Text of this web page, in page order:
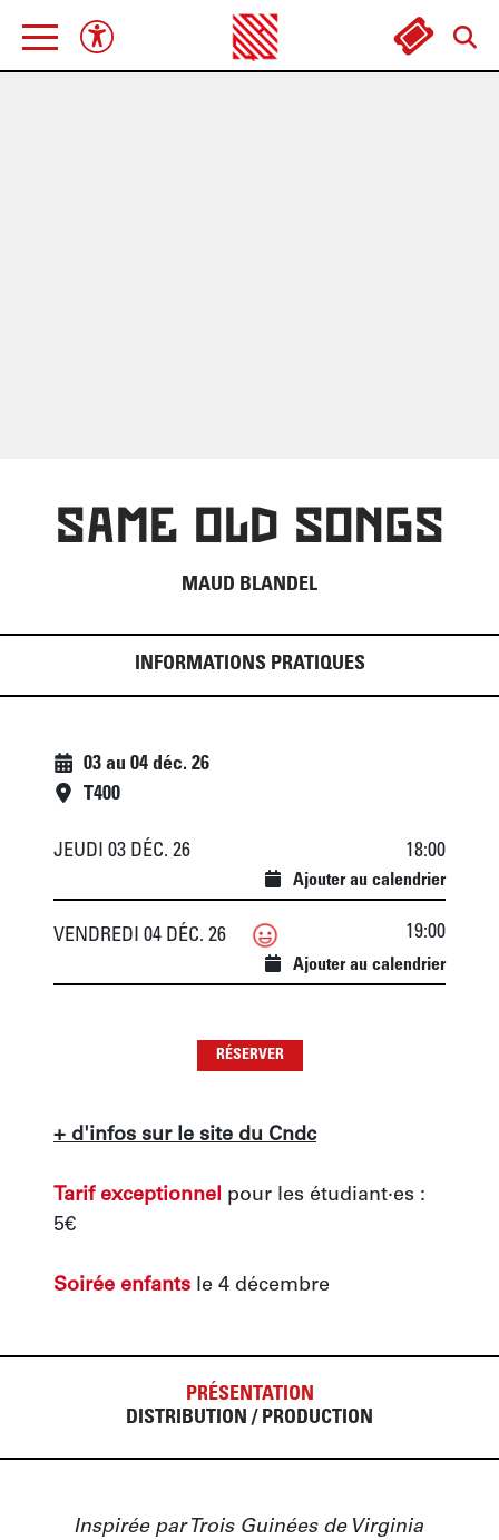
SAME OLD SONGS
MAUD BLANDEL
INFORMATIONS PRATIQUES
03 au 04 déc. 26
T400
JEUDI 03 DÉC. 26 18:00
Ajouter au calendrier
VENDREDI 04 DÉC. 26 19:00
Ajouter au calendrier
RÉSERVER
+ d'infos sur le site du Cndc
Tarif exceptionnel pour les étudiant·es :
5€
Soirée enfants le 4 décembre
PRÉSENTATION
DISTRIBUTION / PRODUCTION
Inspirée par Trois Guinées de Virginia